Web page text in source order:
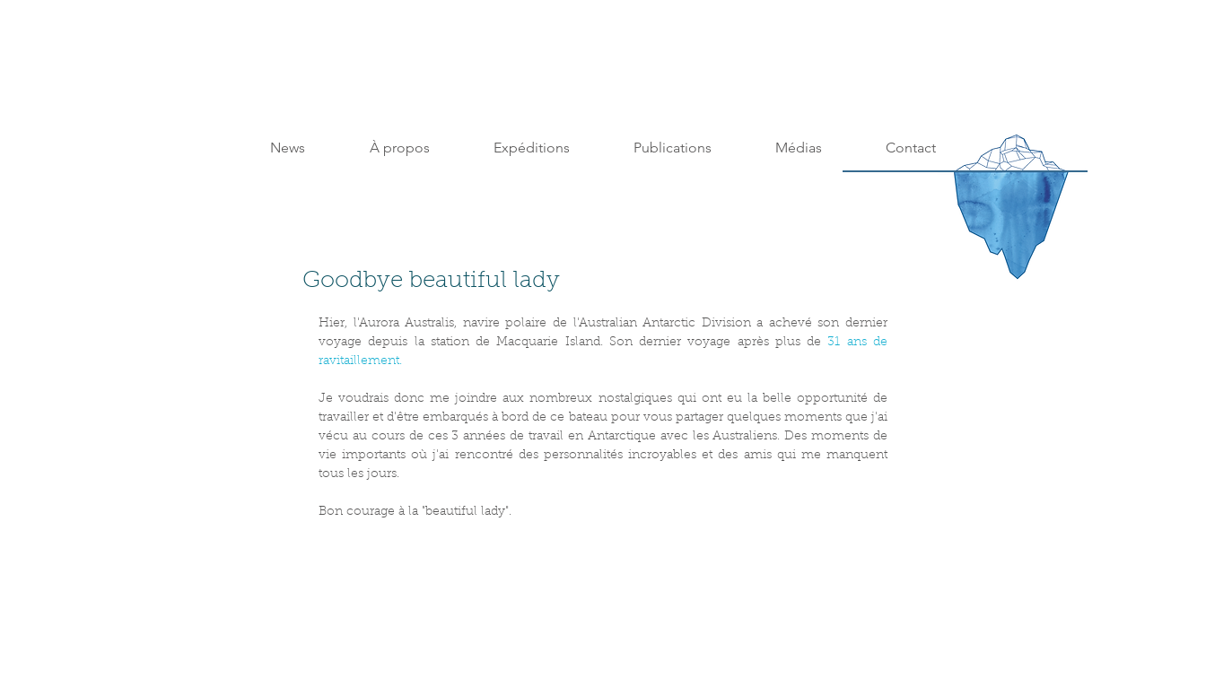
News À propos Expéditions Publications Médias Contact
Goodbye beautiful lady
Hier, l'Aurora Australis, navire polaire de l'Australian Antarctic Division a achevé son dernier
voyage depuis la station de Macquarie Island. Son dernier voyage après plus de 31 ans de
ravitaillement.
Je voudrais donc me joindre aux nombreux nostalgiques qui ont eu la belle opportunité de
travailler et d'être embarqués à bord de ce bateau pour vous partager quelques moments que j'ai
vécu au cours de ces 3 années de travail en Antarctique avec les Australiens. Des moments de
vie importants où j'ai rencontré des personnalités incroyables et des amis qui me manquent
tous les jours.
Bon courage à la "beautiful lady".